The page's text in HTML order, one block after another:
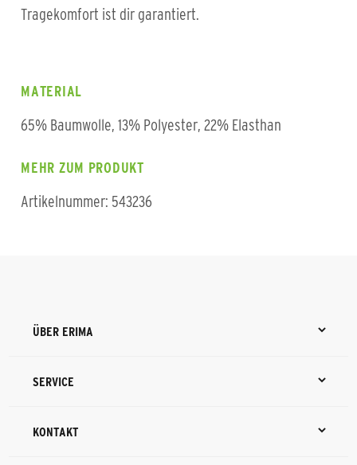
Tragekomfort ist dir garantiert.
MATERIAL
65% Baumwolle, 13% Polyester, 22% Elasthan
MEHR ZUM PRODUKT
Artikelnummer: 543236
ÜBER ERIMA
SERVICE
KONTAKT